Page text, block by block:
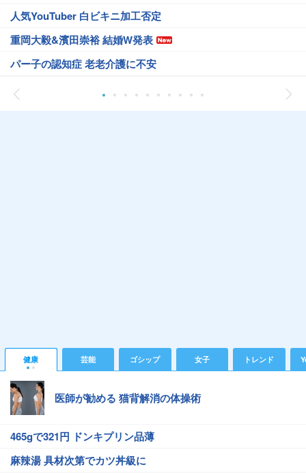
人気YouTuber 白ビキニ加工否定
重岡大毅&濱田崇裕 結婚W発表
パー子の認知症 老老介護に不安
健康 芸能 ゴシップ 女子 トレンド
医師が勧める 猫背解消の体操術
465gで321円 ドンキプリン品薄
麻辣湯 具材次第でカツ丼級に